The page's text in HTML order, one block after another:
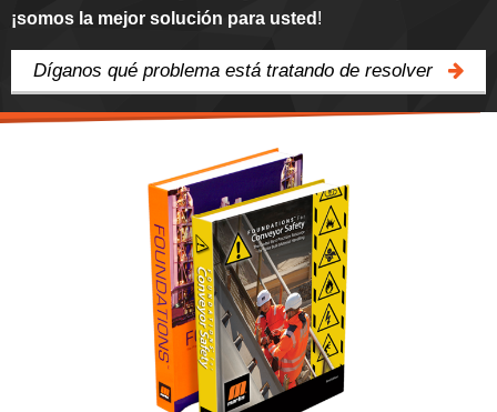
¡somos la mejor solución para usted !
Díganos qué problema está tratando de resolver